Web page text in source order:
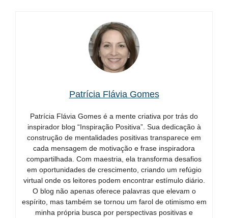
Patrícia Flávia Gomes
Patrícia Flávia Gomes é a mente criativa por trás do
inspirador blog “Inspiração Positiva”. Sua dedicação à
construção de mentalidades positivas transparece em
cada mensagem de motivação e frase inspiradora
compartilhada. Com maestria, ela transforma desafios
em oportunidades de crescimento, criando um refúgio
virtual onde os leitores podem encontrar estímulo diário.
O blog não apenas oferece palavras que elevam o
espírito, mas também se tornou um farol de otimismo em
minha própria busca por perspectivas positivas e